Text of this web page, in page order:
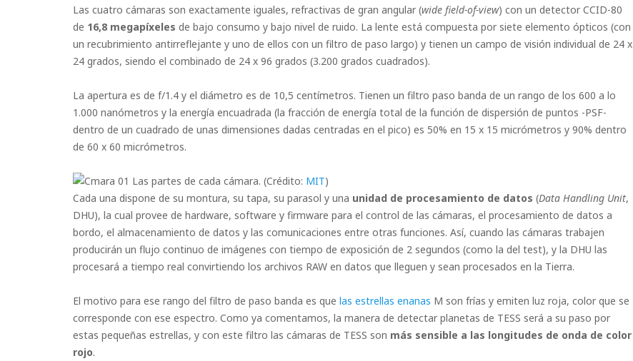
Las cuatro cámaras son exactamente iguales, refractivas de gran angular (wide field-of-view) con un detector CCID-80
de 16,8 megapíxeles de bajo consumo y bajo nivel de ruido. La lente está compuesta por siete elemento ópticos (con
un recubrimiento antirreflejante y uno de ellos con un filtro de paso largo) y tienen un campo de visión individual de 24 x
24 grados, siendo el combinado de 24 x 96 grados (3.200 grados cuadrados).
La apertura es de f/1.4 y el diámetro es de 10,5 centímetros. Tienen un filtro paso banda de un rango de los 600 a lo
1.000 nanómetros y la energía encuadrada (la fracción de energía total de la función de dispersión de puntos -PSF-
dentro de un cuadrado de unas dimensiones dadas centradas en el pico) es 50% en 15 x 15 micrómetros y 90% dentro
de 60 x 60 micrómetros.
Las partes de cada cámara. (Crédito: MIT)
Cada una dispone de su montura, su tapa, su parasol y una unidad de procesamiento de datos (Data Handling Unit,
DHU), la cual provee de hardware, software y firmware para el control de las cámaras, el procesamiento de datos a
bordo, el almacenamiento de datos y las comunicaciones entre otras funciones. Así, cuando las cámaras trabajen
producirán un flujo continuo de imágenes con tiempo de exposición de 2 segundos (como la del test), y la DHU las
procesará a tiempo real convirtiendo los archivos RAW en datos que lleguen y sean procesados en la Tierra.
El motivo para ese rango del filtro de paso banda es que las estrellas enanas M son frías y emiten luz roja, color que se
corresponde con ese espectro. Como ya comentamos, la manera de detectar planetas de TESS será a su paso por
estas pequeñas estrellas, y con este filtro las cámaras de TESS son más sensible a las longitudes de onda de color
rojo.